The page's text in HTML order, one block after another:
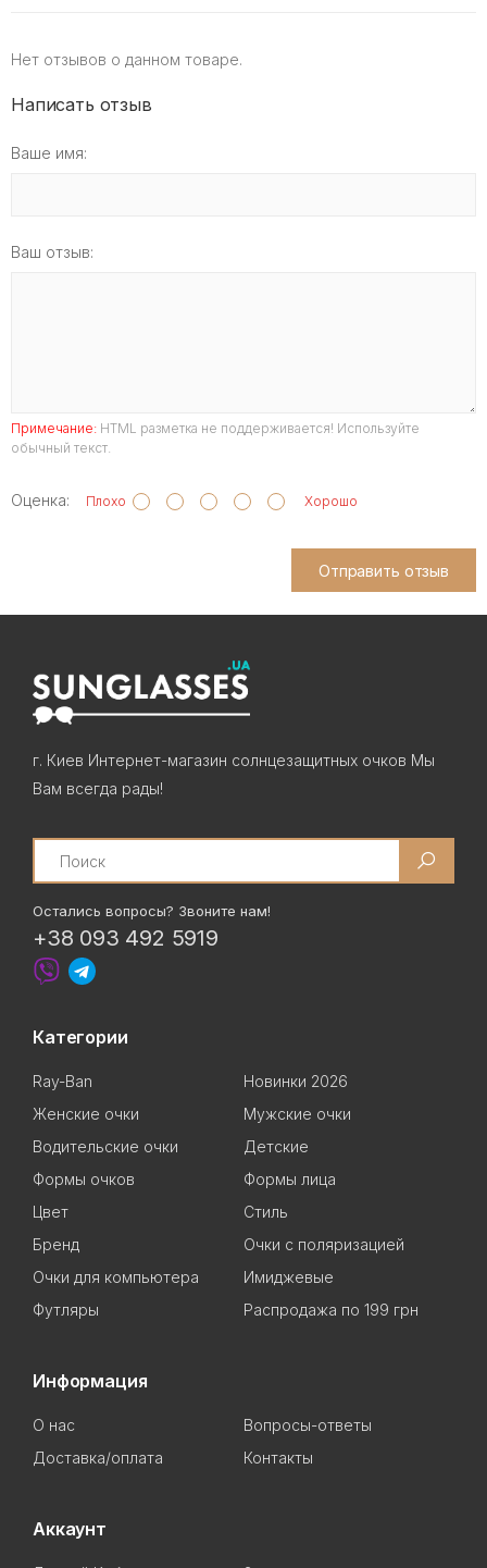
Нет отзывов о данном товаре.
Написать отзыв
Ваше имя:
Ваш отзыв:
Примечание: HTML разметка не поддерживается! Используйте
обычный текст.
Оценка: Плохо Хорошо
Отправить отзыв
г. Киев Интернет-магазин солнцезащитных очков Мы
Вам всегда рады!
Search
Остались вопросы? Звоните нам!
+38 093 492 5919
Категории
Ray-Ban
Новинки 2026
Женские очки
Мужские очки
Водительские очки
Детские
Формы очков
Формы лица
Цвет
Стиль
Бренд
Очки с поляризацией
Очки для компьютера
Имиджевые
Футляры
Распродажа по 199 грн
Информация
О нас
Вопросы-ответы
Доставка/оплата
Контакты
Аккаунт